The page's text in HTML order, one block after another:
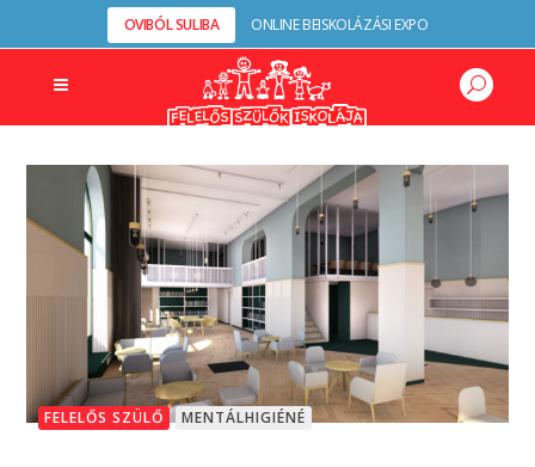
OVIBÓL SULIBA ONLINE BEISKOLÁZÁSI EXPO
FELELŐS SZÜLŐ MENTÁLHIGIÉNÉ